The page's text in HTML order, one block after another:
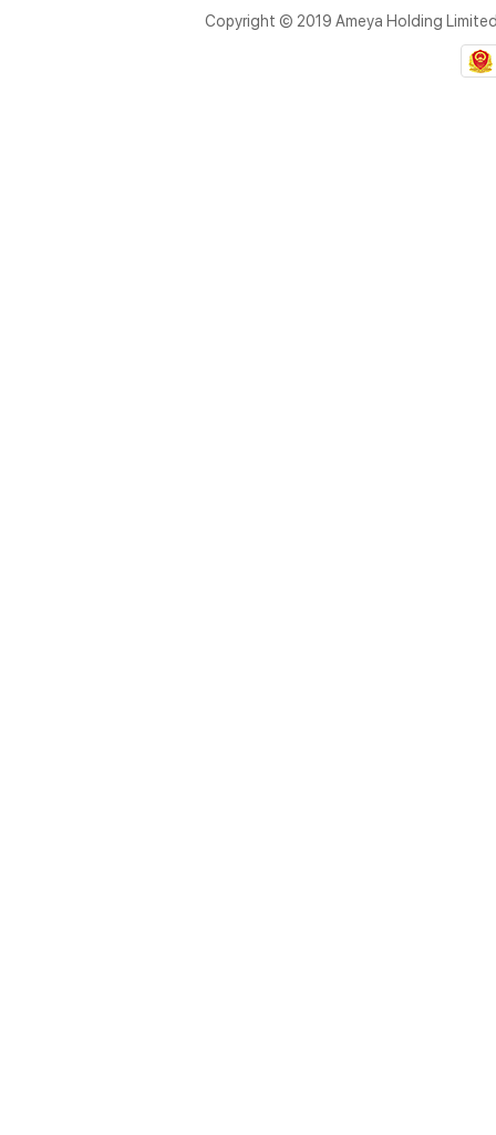
Copyright © 2019 Ameya Holding